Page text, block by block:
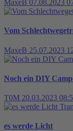
MaxeB 07.08.2023
Vom
MaxeB 25.07.2023
Noch ein DIY
T0M 20.03.2023
es werde Licht